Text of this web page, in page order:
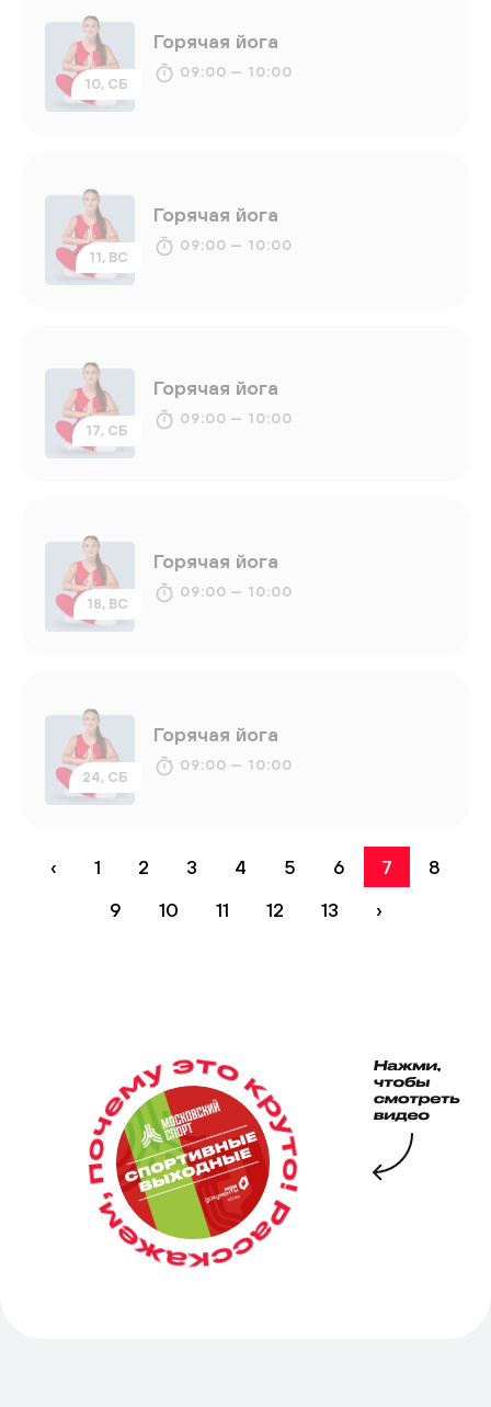
10, СБ
Горячая йога
09:00 — 10:00
11, ВС
Горячая йога
09:00 — 10:00
17, СБ
Горячая йога
09:00 — 10:00
18, ВС
Горячая йога
09:00 — 10:00
24, СБ
Горячая йога
09:00 — 10:00
‹ 1 2 3 4 5 6 7
8
9
10 11 12 13 ›